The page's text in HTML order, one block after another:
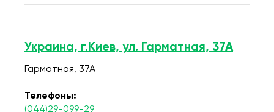
Украина, г.Киев, ул. Гарматная, 37А
Гарматная, 37А
Телефоны:
(044)29-099-29